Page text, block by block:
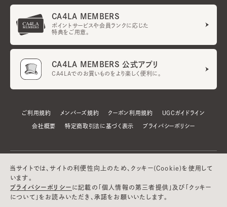
CA4LA MEMBERS
ポイントサービスや会員ランクに応じた
特典をご用意。
CA4LA MEMBERS 公式アプリ
CA4LAでのお買いものをより楽しく便利に。
ご利用規約 メンバーズ規約 クーポン利用規約 UGCガイドライン
会社概要 特定商取引法に基づく表示 プライバシーポリシー
当サイトでは、サイトの利便性向上のため、クッキー(Cookie)を使用して
います。
プライバシーポリシー に記載の「個人情報の第三者提供」及び「クッキー
について」をお読みいただき、承諾をお願いいたします。